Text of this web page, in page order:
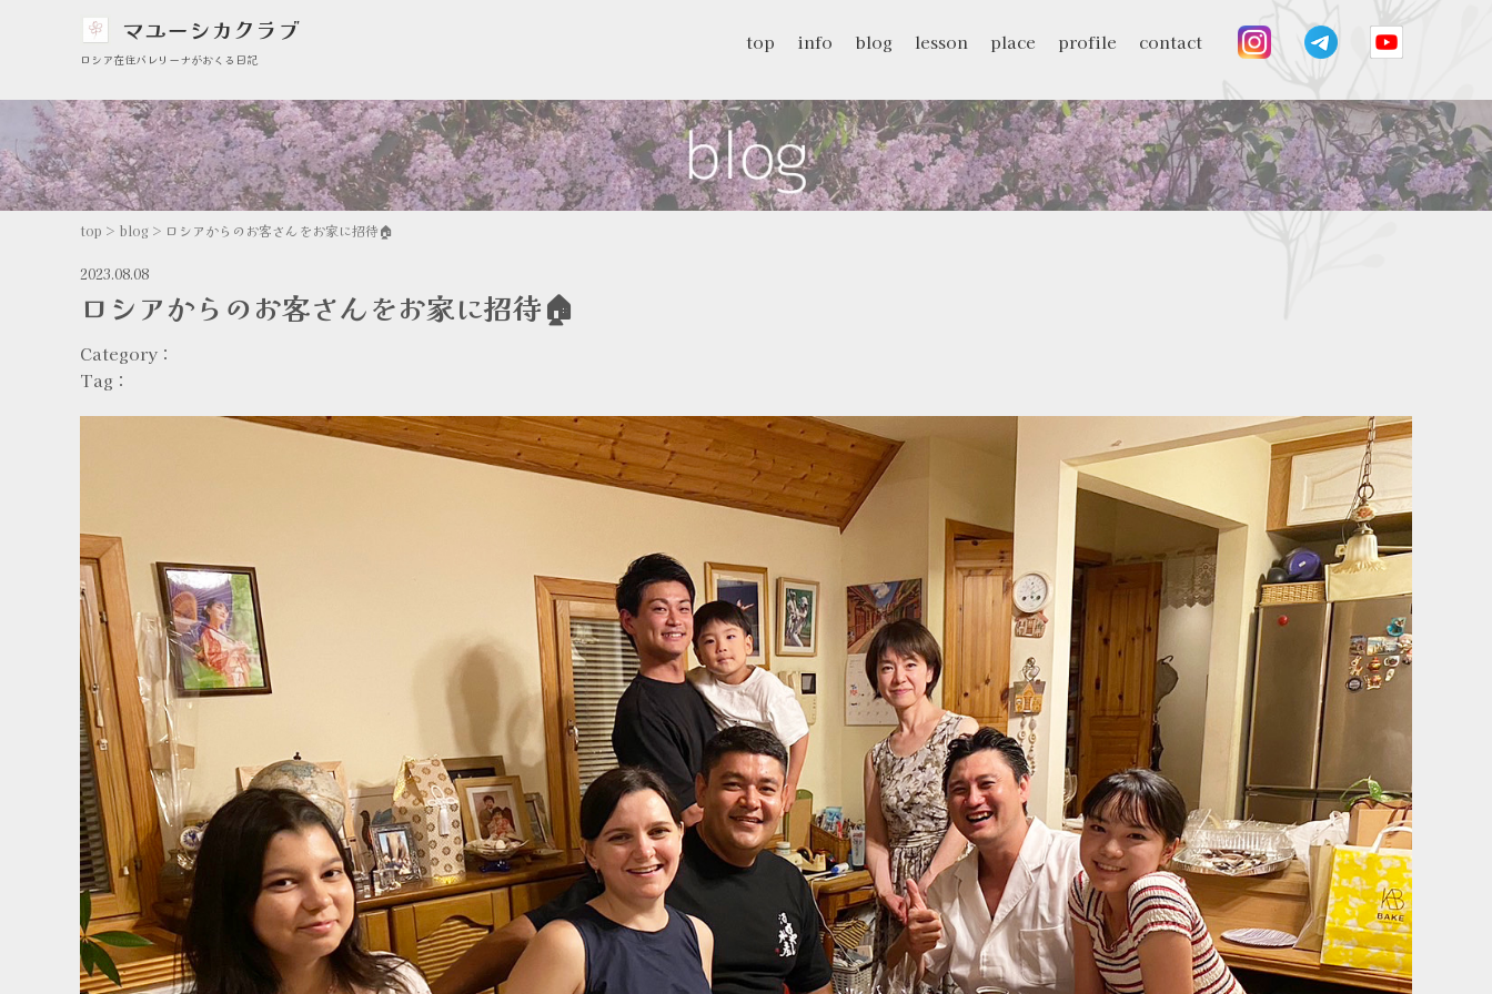
マユーシカクラブ
ロシア在住バレリーナがおくる日記
top info blog lesson place profile contact
top > blog > ロシアからのお客さんをお家に招待🏠
2023.08.08
ロシアからのお客さんをお家に招待🏠
Category：
Tag：